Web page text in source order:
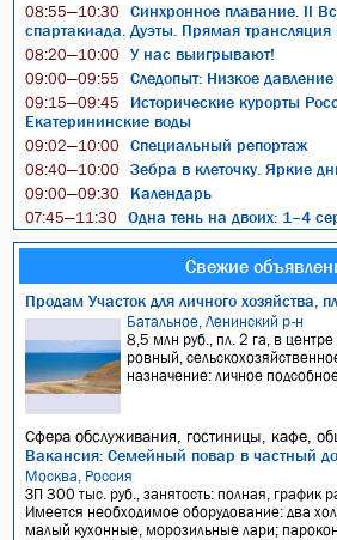
08:55—10:30
Синхронное плавание. II
спартакиада. Дуэты. Прямая трансляция
08:20—10:00 У нас выигрывают!
09:00—09:55 Следопыт: Низкое
09:15—09:45
Исторические курорты
Екатерининские воды
09:02—10:00 Специальный репортаж
08:40—10:00 Зебра в клеточку. Яркие
09:00—09:30 Календарь
07:45—11:30 Одна тень на двоих: 1–4
Свежие
Продам Участок для личного хозяйства,
Батальное, Ленинский р-н
8,5 млн руб., пл. 2 га, в
ровный,
назначение: личное
Сфера обслуживания, гостиницы, кафе,
Вакансия: Семейный повар в частный
Москва, Россия
ЗП 300 тыс. руб., занятость: полная, график
Имеется необходимое оборудование: два
малый кухонные, морозильные лари;